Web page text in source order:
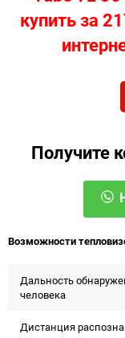
купить за
Получите
Возможности
Дальность
человека
Дистанция